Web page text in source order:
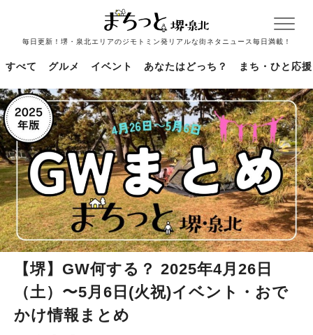
毎日更新！堺・泉北エリアのジモトミン発リアルな街ネタニュース毎日満載！
すべて グルメ イベント あなたはどっち？ まち・ひと応援
【堺】GW何する？ 2025年4月26日
（土）〜5月6日(火祝)イベント・おで
かけ情報まとめ